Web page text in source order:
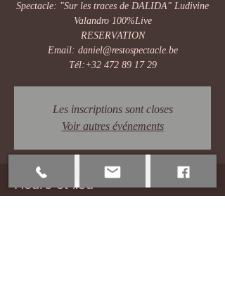
Spectacle: "Sur les traces de DALIDA" Ludivine
Valandro 100%Live
RESERVATION
Email: daniel@restospectacle.be
Tél:+32 472 89 17 29
Les inscriptions sont closes
Voir autres événements
Heure et lieu